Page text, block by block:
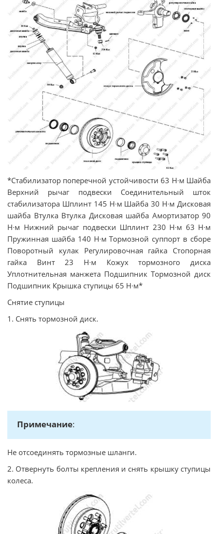
*Стабилизатор поперечной устойчивости 63 Н∙м Шайба
Верхний рычаг подвески Соединительный шток
стабилизатора Шплинт 145 Н∙м Шайба 30 Н∙м Дисковая
шайба Втулка Втулка Дисковая шайба Амортизатор 90
Н∙м Нижний рычаг подвески Шплинт 230 Н∙м 63 Н∙м
Пружинная шайба 140 Н∙м Тормозной суппорт в сборе
Поворотный кулак Регулировочная гайка Стопорная
гайка Винт 23 Н∙м Кожух тормозного диска
Уплотнительная манжета Подшипник Тормозной диск
Подшипник Крышка ступицы 65 Н∙м*
Снятие ступицы
1. Снять тормозной диск.
Примечание:
Не отсоединять тормозные шланги.
2. Отвернуть болты крепления и снять крышку ступицы
колеса.